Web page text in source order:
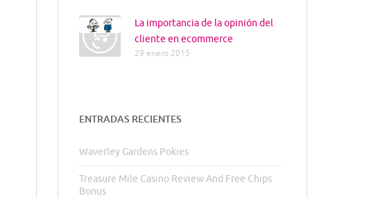
La importancia de la opinión del
cliente en ecommerce
29 enero 2015
ENTRADAS RECIENTES
Waverley Gardens Pokies
Treasure Mile Casino Review And Free Chips
Bonus